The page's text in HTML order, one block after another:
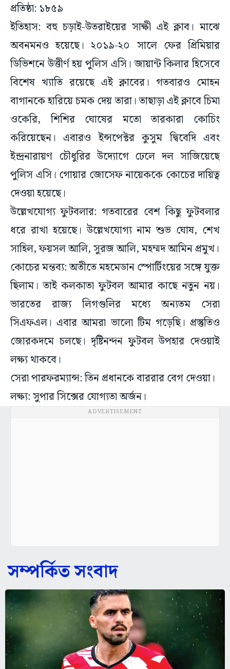
প্রতিষ্ঠা: ১৮৫৯
ইতিহাস: বহু চড়াই-উতরাইয়ের সাক্ষী এই ক্লাব। মাঝে
অবনমনও হয়েছে। ২০১৯-২০ সালে ফের প্রিমিয়ার
ডিভিশনে উত্তীর্ণ হয় পুলিস এসি। জায়ান্ট কিলার হিসেবে
বিশেষ খ্যাতি রয়েছে এই ক্লাবের। গতবারও মোহন
বাগানকে হারিয়ে চমক দেয় তারা। তাছাড়া এই ক্লাবে চিমা
ওকেরি, শিশির ঘোষের মতো তারকারা কোচিং
করিয়েছেন। এবারও ইন্সপেক্টর কুসুম দ্বিবেদি এবং
ইন্দ্রনারায়ণ চৌধুরির উদ্যোগে ঢেলে দল সাজিয়েছে
পুলিস এসি। গোয়ার জোসেফ নায়েককে কোচের দায়িত্ব
দেওয়া হয়েছে।
উল্লেখযোগ্য ফুটবলার: গতবারের বেশ কিছু ফুটবলার
ধরে রাখা হয়েছে। উল্লেখযোগ্য নাম শুভ ঘোষ, শেখ
সাহিল, ফয়সল আলি, সুরজ আলি, মহম্মদ আমিন প্রমুখ।
কোচের মন্তব্য: অতীতে মহমেডান স্পোর্টিংয়ের সঙ্গে যুক্ত
ছিলাম। তাই কলকাতা ফুটবল আমার কাছে নতুন নয়।
ভারতের রাজ্য লিগগুলির মধ্যে অন্যতম সেরা
সিএফএল। এবার আমরা ভালো টিম গড়েছি। প্রস্তুতিও
জোরকদমে চলছে। দৃষ্টিনন্দন ফুটবল উপহার দেওয়াই
লক্ষ্য থাকবে।
সেরা পারফরম্যান্স: তিন প্রধানকে বাররার বেগ দেওয়া।
লক্ষ্য: সুপার সিক্সের যোগ্যতা অর্জন।
ADVERTISEMENT
সম্পর্কিত সংবাদ